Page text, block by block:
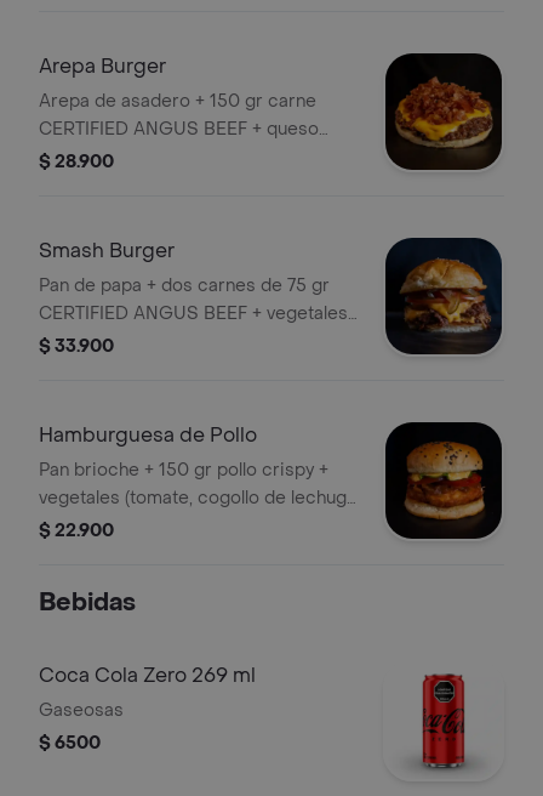
Arepa Burger
Arepa de asadero + 150 gr carne
CERTIFIED ANGUS BEEF + queso
americano (KRAFT) + tocineta
$ 28.900
Smash Burger
Pan de papa + dos carnes de 75 gr
CERTIFIED ANGUS BEEF + vegetales
(tomate, cebolla SMASH y pepinillos
$ 33.900
Hamburguesa de Pollo
Pan brioche + 150 gr pollo crispy +
vegetales (tomate, cogollo de lechuga
europeo, cebolla caramelizada) +
$ 22.900
Bebidas
Coca Cola Zero 269 ml
Gaseosas
$ 6500